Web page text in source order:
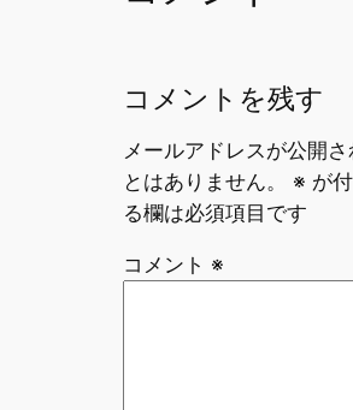
コメントを残す
メールアドレスが公開さ
とはありません。
※ が
る欄は必須項目です
コメント ※